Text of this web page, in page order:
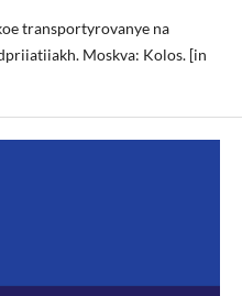
transportyrovanye na
Moskva: Kolos. [in